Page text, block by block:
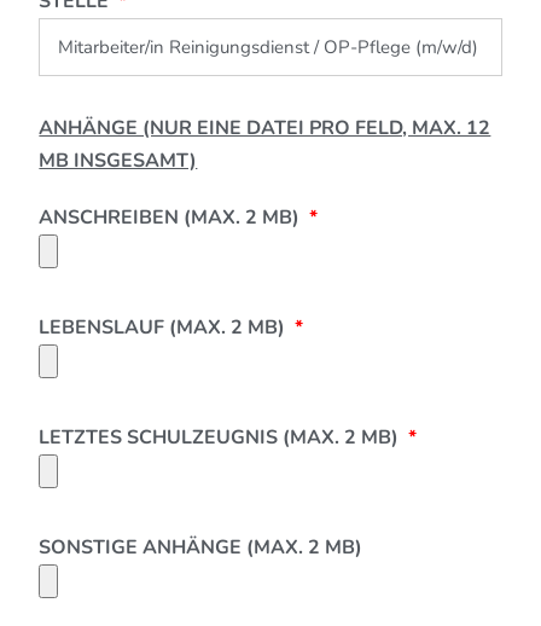
ANHÄNGE (NUR EINE DATEI PRO FELD, MAX. 12
MB INSGESAMT)
ANSCHREIBEN (MAX. 2 MB)
LEBENSLAUF (MAX. 2 MB)
LETZTES SCHULZEUGNIS (MAX. 2 MB)
SONSTIGE ANHÄNGE (MAX. 2 MB)